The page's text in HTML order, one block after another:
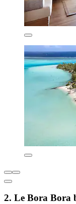
2. Le Bora Bora